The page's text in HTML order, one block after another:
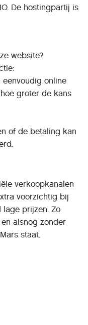
De hostingpartij is
website?
online
groter de kans
of de betaling kan
verkoopkanalen
voorzichtig bij
prijzen. Zo
alsnog zonder
staat.